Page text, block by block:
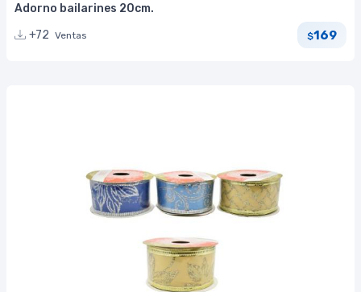
Adorno bailarines 20cm.
+72 Ventas $169